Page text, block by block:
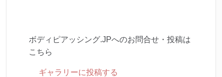
ボディピアッシング.JPへのお問合せ・投稿は
こちら
ギャラリーに投稿する